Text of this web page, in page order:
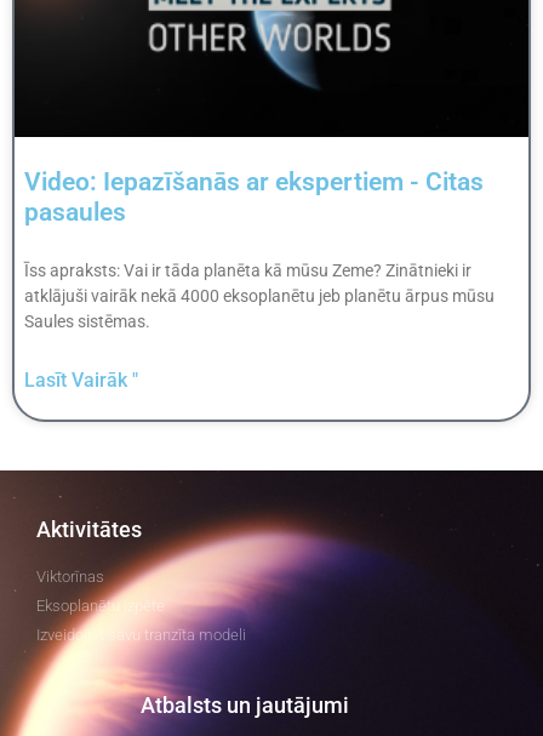
Video: Iepazīšanās ar ekspertiem - Citas
pasaules
Īss apraksts: Vai ir tāda planēta kā mūsu Zeme? Zinātnieki ir
atklājuši vairāk nekā 4000 eksoplanētu jeb planētu ārpus mūsu
Saules sistēmas.
Lasīt Vairāk "
Aktivitātes
Viktorīnas
Eksoplanētu izpēte
Izveidojiet savu tranzīta modeli
Atbalsts un jautājumi